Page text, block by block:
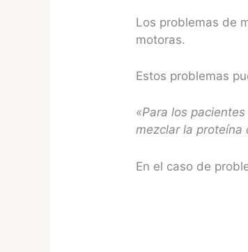
Los problemas de
motoras.
Estos problemas
«Para los
mezclar la proteína
En el caso de